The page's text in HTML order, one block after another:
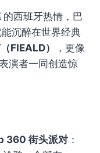
的西班牙热情，巴
沉醉在世界经典
FIEALD）
，更像
演者一同创造惊
360 街头派对 ：